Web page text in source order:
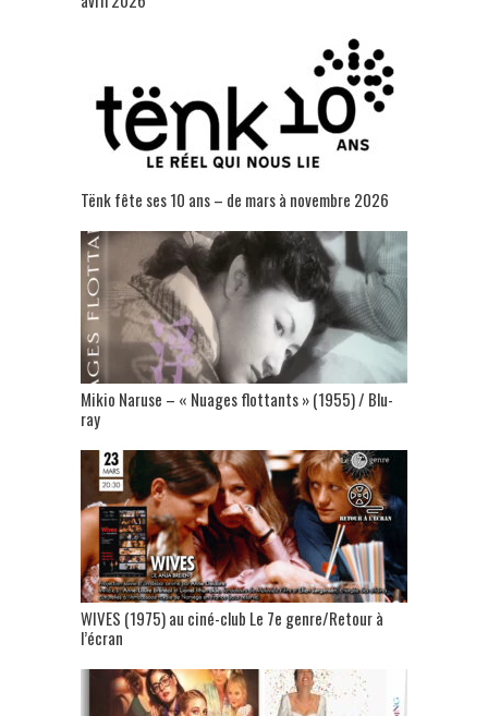
Tënk fête ses 10 ans – de mars à novembre 2026
Mikio Naruse – « Nuages flottants » (1955) / Blu-
ray
WIVES (1975) au ciné-club Le 7e genre/Retour à
l’écran